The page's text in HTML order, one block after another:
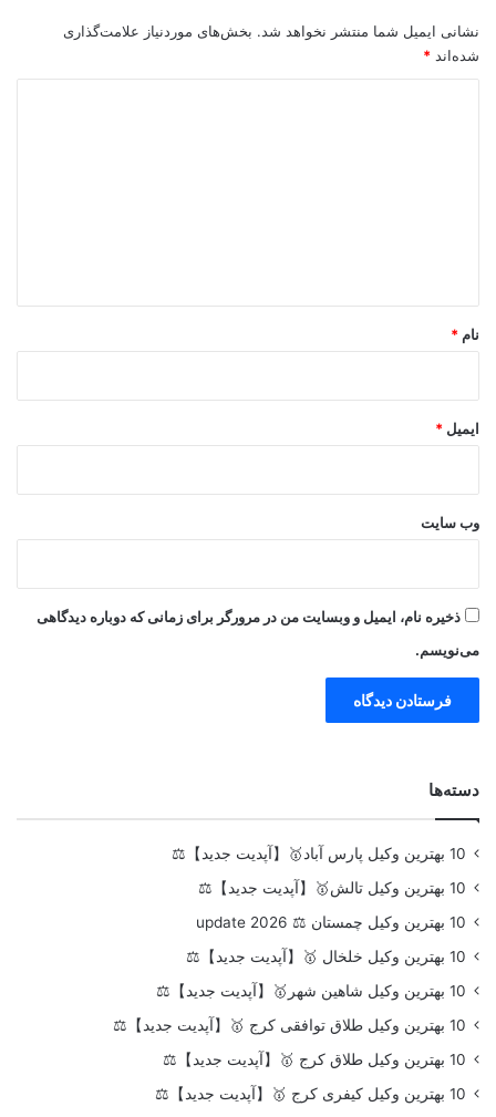
نشانی ایمیل شما منتشر نخواهد شد. بخش‌های موردنیاز علامت‌گذاری
شده‌اند *
نام *
ایمیل *
وب‌ سایت
ذخیره نام، ایمیل و وبسایت من در مرورگر برای زمانی که دوباره دیدگاهی
می‌نویسم.
دسته‌ها
10 بهترین وکیل پارس آباد🥇【آپدیت جدید】⚖️
10 بهترین وکیل تالش🥇【آپدیت جدید】⚖️
10 بهترین وکیل چمستان ⚖️ update 2026
10 بهترین وکیل خلخال 🥇【آپدیت جدید】⚖️
10 بهترین وکیل شاهین شهر🥇【آپدیت جدید】⚖️
10 بهترین وکیل طلاق توافقی کرج 🥇【آپدیت جدید】⚖️
10 بهترین وکیل طلاق کرج 🥇【آپدیت جدید】⚖️
10 بهترین وکیل کیفری کرج 🥇【آپدیت جدید】⚖️